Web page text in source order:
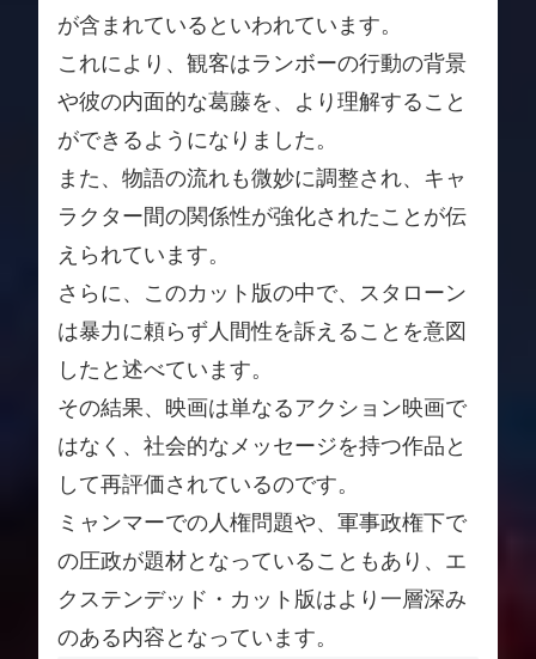
が含まれているといわれています。
これにより、観客はランボーの行動の背景
や彼の内面的な葛藤を、より理解すること
ができるようになりました。
また、物語の流れも微妙に調整され、キャ
ラクター間の関係性が強化されたことが伝
えられています。
さらに、このカット版の中で、スタローン
は暴力に頼らず人間性を訴えることを意図
したと述べています。
その結果、映画は単なるアクション映画で
はなく、社会的なメッセージを持つ作品と
して再評価されているのです。
ミャンマーでの人権問題や、軍事政権下で
の圧政が題材となっていることもあり、エ
クステンデッド・カット版はより一層深み
のある内容となっています。